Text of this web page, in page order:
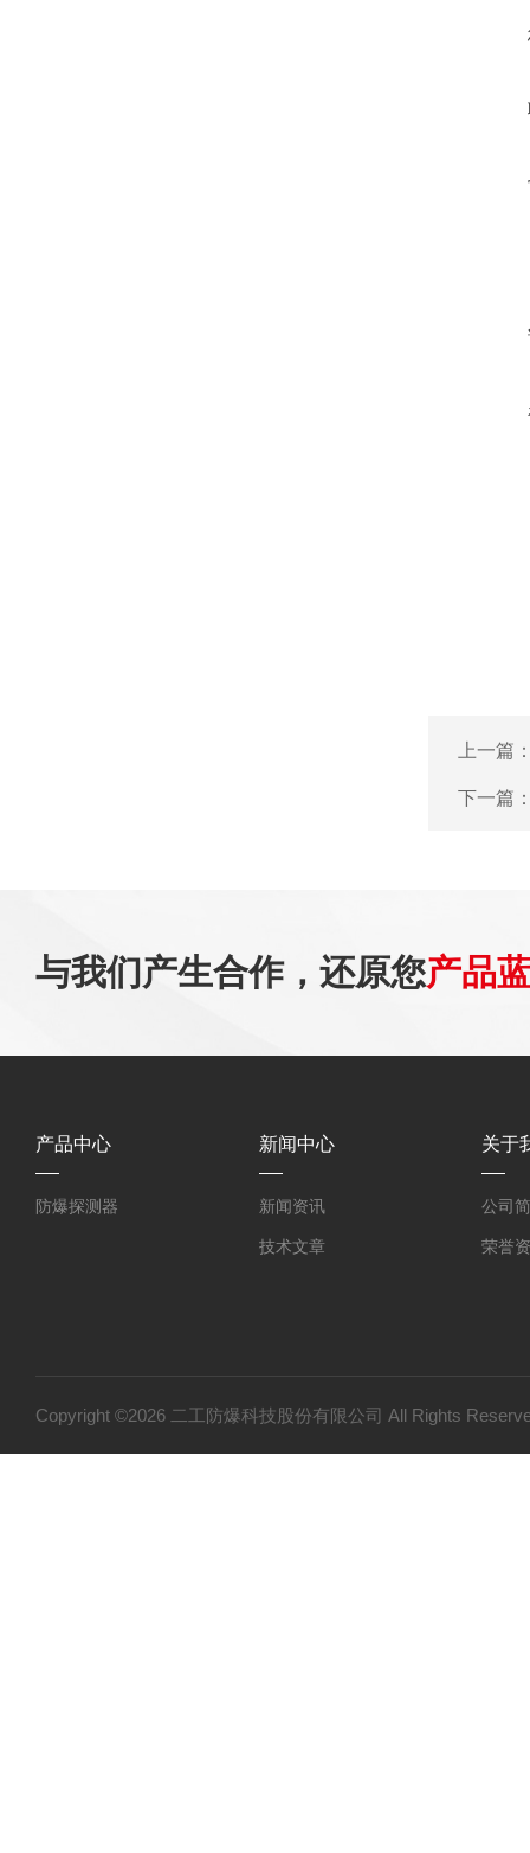
上一篇
下一篇
与我们产生合作，还原您产品
产品中心
防爆探测器
新闻中心
新闻资讯
技术文章
关于
公司
荣誉
Copyright ©2026 二工防爆科技股份有限公司 All Rights